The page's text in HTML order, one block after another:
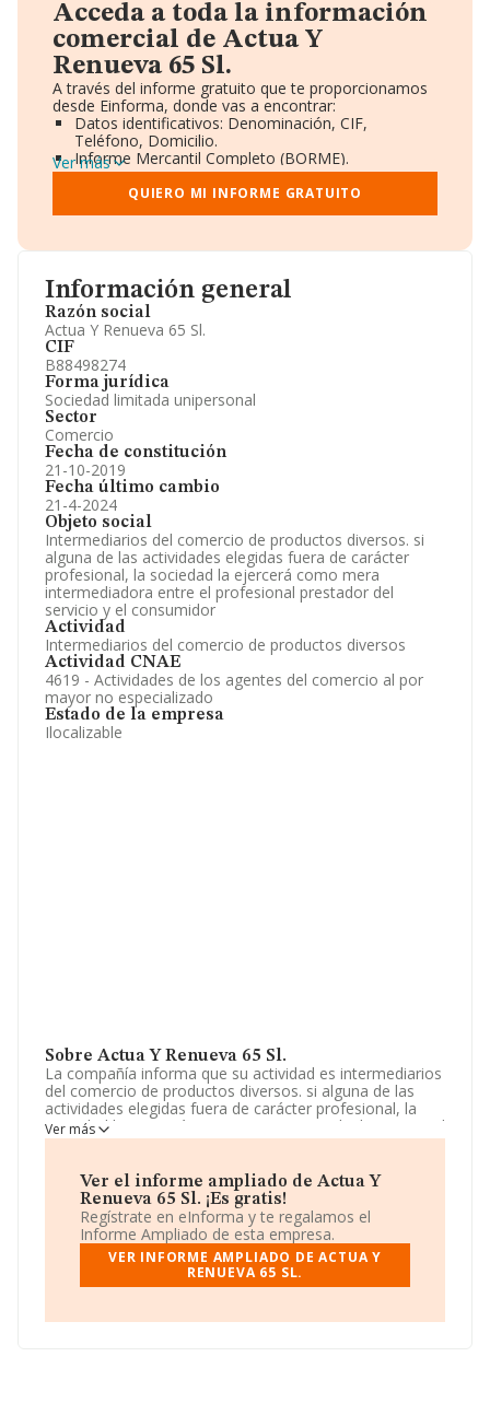
Información general
Razón social
Actua Y Renueva 65 Sl.
CIF
B88498274
Forma jurídica
Sociedad limitada unipersonal
Sector
Comercio
Fecha de constitución
21-10-2019
Fecha último cambio
21-4-2024
Objeto social
Intermediarios del comercio de productos diversos. si
alguna de las actividades elegidas fuera de carácter
profesional, la sociedad la ejercerá como mera
intermediadora entre el profesional prestador del
servicio y el consumidor
Actividad
Intermediarios del comercio de productos diversos
Actividad CNAE
4619 - Actividades de los agentes del comercio al por
mayor no especializado
Estado de la empresa
Ilocalizable
Sobre Actua Y Renueva 65 Sl.
La compañía informa que su actividad es intermediarios
del comercio de productos diversos. si alguna de las
actividades elegidas fuera de carácter profesional, la
sociedad la ejercerá como mera intermediadora entre el
profesional prestador del servicio y el consumidor. La
Sociedad Limitada. Su actividad CNAE es 'Intermediarios
del comercio de productos diversos' con código 4619.
La compañía no tiene actividad en mercados exteriores.
La plantilla permanece igual y teniendo en cuenta la
información a disposición de INFORMA, ha contado con
un número de empleados inferior a la media de sector.
Puedes visitar su sitio web:www.actuayrenueva.com.
Ver más
Ver el informe ampliado de Actua Y
Renueva 65 Sl. ¡Es gratis!
Regístrate en eInforma y te regalamos el
Informe Ampliado de esta empresa.
VER INFORME AMPLIADO DE ACTUA Y
RENUEVA 65 SL.
Acceda a toda la información
comercial de Actua Y
Renueva 65 Sl.
A través del informe gratuito que te proporcionamos
desde Einforma, donde vas a encontrar:
Datos identificativos: Denominación, CIF,
Teléfono, Domicilio.
Informe Mercantil Completo (BORME).
Gráficos de Evolución Ventas y Empleados.
Consejo de Administración y Administradores.
Directivos y Ejecutivos.
Información oficial y registral complementaria.
Ver más
QUIERO MI INFORME GRATUITO